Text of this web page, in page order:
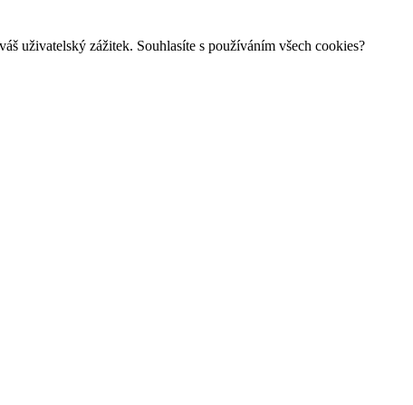
uživatelský zážitek. Souhlasíte s používáním všech cookies?